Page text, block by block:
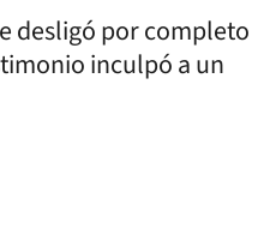
desligó por completo
inculpó a un